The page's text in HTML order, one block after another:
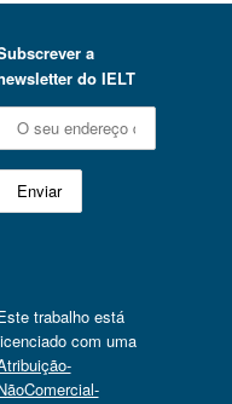
a
do IELT
trabalho está
com uma